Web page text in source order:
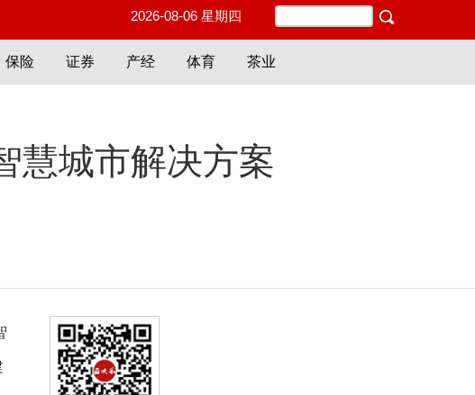
2026-08-06 星期四
保险 证券 产经 体育 茶业
慧城市解决方案